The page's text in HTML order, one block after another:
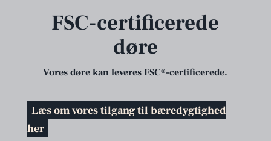
FSC-certificerede
døre
Vores døre kan leveres FSC®-certificerede.
Læs om vores tilgang til bæredygtighed
her